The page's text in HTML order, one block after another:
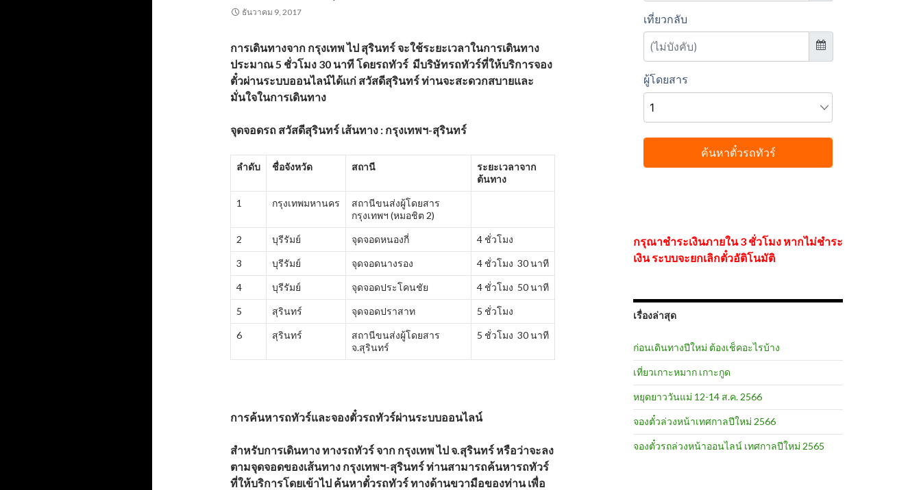
ธันวาคม 9, 2017
การเดินทางจาก กรุงเทพ ไป สุรินทร์ จะใช้ระยะเวลาในการเดินทาง
ประมาณ 5 ชั่วโมง 30 นาที โดยรถทัวร์ มีบริษัทรถทัวร์ที่ให้บริการจอง
ตั๋วผ่านระบบออนไลน์ได้แก่ สวัสดีสุรินทร์ท่านจะสะดวกสบายและ
มั่นใจในการเดินทาง
จุดจอดรถ สวัสดีสุรินทร์ เส้นทาง : กรุงเทพฯ-สุรินทร์
ลำดับ ชื่อจังหวัด สถานี
ระยะเวลาจาก
ต้นทาง
1 กรุงเทพมหานคร
สถานีขนส่งผู้โดยสาร
กรุงเทพฯ (หมอชิต 2)
2 บุรีรัมย์ จุดจอดหนองกี่ 4 ชั่วโมง
3 บุรีรัมย์ จุดจอดนางรอง 4 ชั่วโมง 30 นาที
4 บุรีรัมย์ จุดจอดประโคนชัย 4 ชั่วโมง 50 นาที
5 สุรินทร์ จุดจอดปราสาท 5 ชั่วโมง
6 สุรินทร์
สถานีขนส่งผู้โดยสาร
จ.สุรินทร์
5 ชั่วโมง 30 นาที
การค้นหารถทัวร์และจองตั๋วรถทัวร์ผ่านระบบออนไลน์
สำหรับการเดินทาง ทางรถทัวร์ จาก กรุงเทพ ไป จ.สุรินทร์ หรือว่าจะลง
ตามจุดจอดของเส้นทาง กรุงเทพฯ-สุรินทร์ ท่านสามารถค้นหารถทัวร์
ที่ให้บริการโดยเข้าไป ค้นหาตั๋วรถทัวร์ ทางด้านขวามือของท่าน เพื่อ
กรุณาชำระเงินภายใน 3 ชั่วโมง หากไม่ชำระ
เงิน ระบบจะยกเลิกตั๋วอัติโนมัติ
เรื่องล่าสุด
ก่อนเดินทางปีใหม่ ต้องเช็คอะไรบ้าง
เที่ยวเกาะหมาก เกาะกูด
หยุดยาววันแม่ 12-14 ส.ค. 2566
จองตั๋วล่วงหน้าเทศกาลปีใหม่ 2566
จองตั๋วรถล่วงหน้าออนไลน์ เทศกาลปีใหม่ 2565